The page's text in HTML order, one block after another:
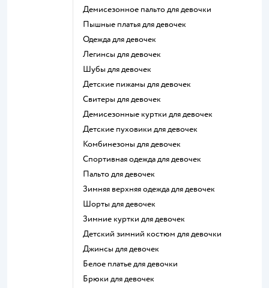
Демисезонное пальто для девочки
Пышные платья для девочек
Одежда для девочек
Легинсы для девочек
Шубы для девочек
Детские пижамы для девочек
Свитеры для девочек
Демисезонные куртки для девочек
Детские пуховики для девочек
Комбинезоны для девочек
Спортивная одежда для девочек
Пальто для девочек
Зимняя верхняя одежда для девочек
Шорты для девочек
Зимние куртки для девочек
Детский зимний костюм для девочки
Джинсы для девочек
Белое платье для девочки
Брюки для девочек